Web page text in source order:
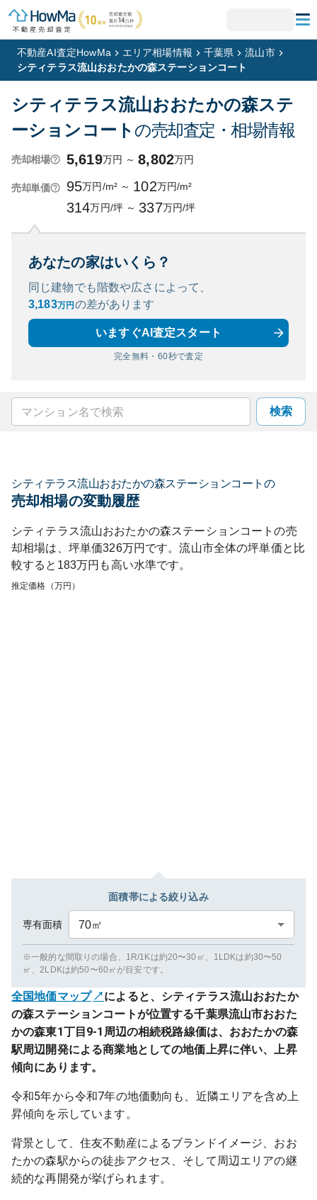
不動産AI査定HowMa エリア相場情報 千葉県
流山市
シティテラス流山おおたかの森ステーションコート
シティテラス流山おおたかの森ステ
ーションコート の売却査定・相場情報
売却相場 5,619万円 ～ 8,802万円
売却単価 95万円/m² ～ 102万円/m²
314万円/坪 ～ 337万円/坪
あなたの家はいくら？
同じ建物でも階数や広さによって、
3,183万円 の差があります
いますぐAI査定スタート
完全無料・60秒で査定
検索
シティテラス流山おおたかの森ステーションコート の
売却相場の変動履歴
シティテラス流山おおたかの森ステーションコートの売
却相場は、坪単価326万円です。流山市全体の坪単価と比
較すると 183万円も高い水準です。
推定価格（万円）
面積帯による絞り込み
専有面積 70㎡
※一般的な間取りの場合、1R/1Kは約20〜30㎡、1LDKは約30〜50
㎡、2LDKは約50〜60㎡が目安です。
全国地価マップ
によると、シティテラス流山おおたか
の森ステーションコートが位置する千葉県流山市おおた
かの森東1丁目9-1周辺の相続税路線価は、おおたかの森
駅周辺開発による商業地としての地価上昇に伴い、上昇
傾向にあります。
令和5年から令和7年の地価動向も、近隣エリアを含め上
昇傾向を示しています。
背景として、住友不動産によるブランドイメージ、おお
たかの森駅からの徒歩アクセス、そして周辺エリアの継
続的な再開発が挙げられます。